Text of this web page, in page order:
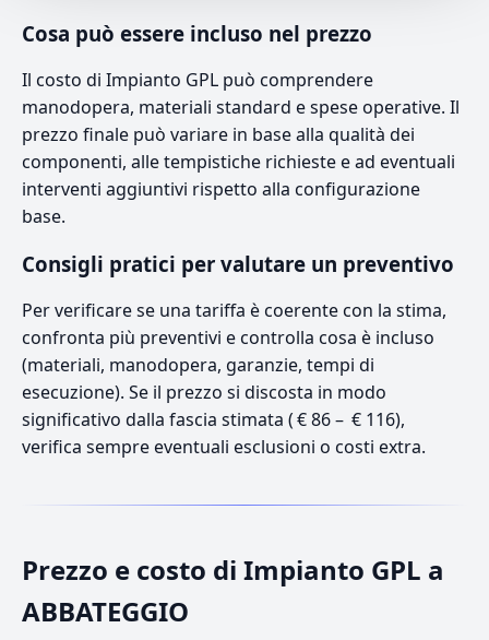
Cosa può essere incluso nel prezzo
Il costo di Impianto GPL può comprendere
manodopera, materiali standard e spese operative. Il
prezzo finale può variare in base alla qualità dei
componenti, alle tempistiche richieste e ad eventuali
interventi aggiuntivi rispetto alla configurazione
base.
Consigli pratici per valutare un preventivo
Per verificare se una tariffa è coerente con la stima,
confronta più preventivi e controlla cosa è incluso
(materiali, manodopera, garanzie, tempi di
esecuzione). Se il prezzo si discosta in modo
significativo dalla fascia stimata ( € 86 – € 116),
verifica sempre eventuali esclusioni o costi extra.
Prezzo e costo di Impianto GPL a
ABBATEGGIO